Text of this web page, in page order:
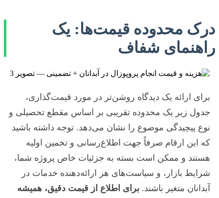
درک محدوده قیمت‌ها: یک
راهنمای شفاف
برای ارائه یک دیدگاه روشن‌تر در مورد قیمت‌گذاری،
جدول زیر یک محدوده تقریبی بر اساس مقطع تحصیلی و
نوع پیچیدگی موضوع را نشان می‌دهد. توجه داشته باشید
که این ارقام صرفاً جهت اطلاع‌رسانی و تخمین اولیه
هستند و ممکن است بسته به جزئیات خاص پروژه شما،
شرایط بازار، و سیاست‌های هر ارائه‌دهنده خدمات در
آبدانان متغیر باشند. برای اطلاع از قیمت دقیق، همیشه